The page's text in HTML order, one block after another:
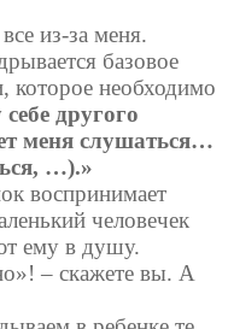
из-за меня.
базовое
которое необходимо
другого
меня слушаться…
…).»
воспринимает
человечек
ему в душу.
– скажете вы. А